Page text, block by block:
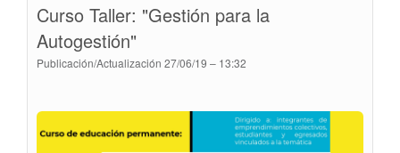
Curso Taller: "Gestión para la
Autogestión"
Publicación/Actualización 27/06/19 – 13:32